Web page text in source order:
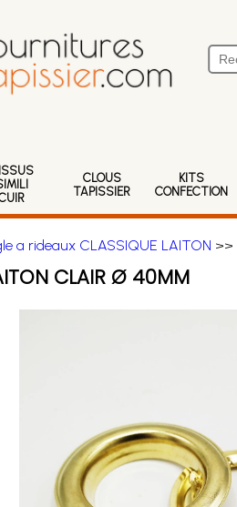
CLOUS
TAPISSIER
KITS
CONFECTION
a rideaux CLASSIQUE LAITON >>
CLAIR Ø 40MM